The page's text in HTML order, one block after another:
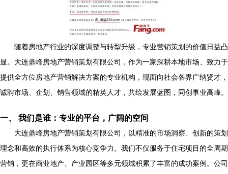
随着房地产行业的深度调整与转型升级，专业营销策划的价值日益凸
显。大连鼎峰房地产营销策划有限公司，作为一家深耕本地市场、致力于
提供全方位房地产营销解决方案的专业机构，现面向社会各界广纳贤才，
诚聘市场、企划、销售领域的精英人才，共绘发展蓝图，同创事业高峰。
一、 我们是谁：专业的平台，广阔的空间
大连鼎峰房地产营销策划有限公司，以精准的市场洞察、创新的策划
理念和高效的执行体系为核心竞争力。我们不仅服务于住宅项目的全周期
营销，更在商业地产、产业园区等多元领域积累了丰富的成功案例。公司